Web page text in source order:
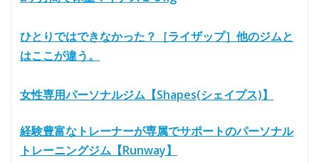
ひとりではできなかった？［ライザップ］他のジムと
はここが違う。
女性専用パーソナルジム【Shapes(シェイプス)】
経験豊富なトレーナーが専属でサポートのパーソナル
トレーニングジム【Runway】